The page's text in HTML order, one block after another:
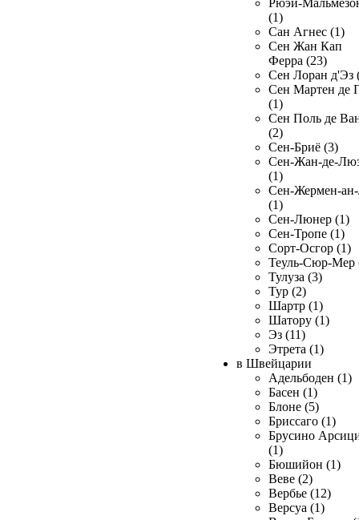
Рюэй-
(1)
Сан Агнес (1)
Сен Жан Кап
Ферра (23)
Сен Лоран д'Эз
Сен Мартен де
(1)
Сен Поль де
(2)
Сен-Бриё (3)
Сен-Жан-де-
(1)
Сен-Жермен-
(1)
Сен-Люнер (1)
Сен-Тропе (1)
Сорт-Осгор (1)
Теуль-Сюр-Мер
Тулуза (3)
Тур (2)
Шартр (1)
Шатору (1)
Эз (11)
Этрета (1)
в Швейцарии
Адельбоден (1)
Басен (1)
Блоне (5)
Бриссаго (1)
Брусино
(1)
Бюшийон (1)
Веве (2)
Вербье (12)
Версуа (1)